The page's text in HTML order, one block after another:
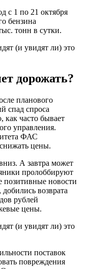
с 1 по 21 октября
бензина
тонн в сутки.
дорожать?
планового
спад спроса
как часто бывает
управления.
ФАС
цены.
А завтра может
пролоббируют
позитивные новости
возврата
рублей
цены.
поставок
повреждения